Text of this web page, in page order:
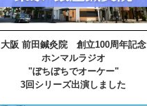
大阪 前田鍼灸院 創立100周年記念
ホンマルラジオ
"ぼちぼちでオーケー"
3回シリーズ出演しました